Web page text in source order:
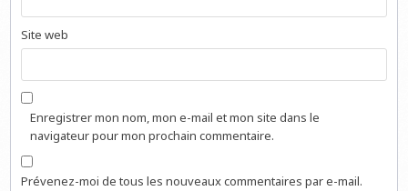
Site web
Enregistrer mon nom, mon e-mail et mon site dans le
navigateur pour mon prochain commentaire.
Prévenez-moi de tous les nouveaux commentaires par e-mail.